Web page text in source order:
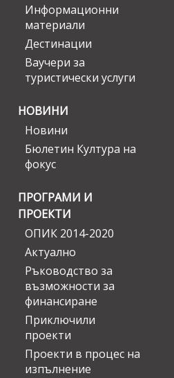
Информационни
материали
Дестинации
Ваучери за
туристически услуги
НОВИНИ
Новини
Бюлетин Култура на
фокус
ПРОГРАМИ И
ПРОЕКТИ
ОПИК 2014-2020
Актуално
Ръководство за
възможности за
финансиране
Приключили
проекти
Проекти в процес на
изпълнение